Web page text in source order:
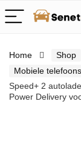
Home Shop
Mobiele
Speed+ 2
Power Delivery